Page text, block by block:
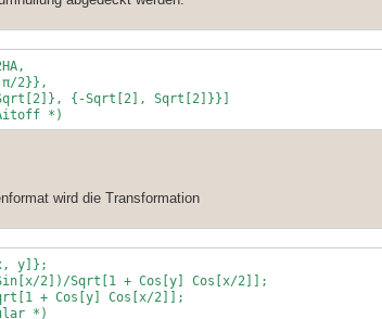
2}},
{-Sqrt[2], Sqrt[2]}}]
Aitoff *)
wird die Transformation
y]};
2])/Sqrt[1 + Cos[y] Cos[x/2]];
+ Cos[y] Cos[x/2]];
*)